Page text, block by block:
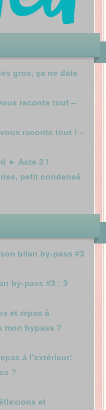
gros, ça ne date
raconte tout –
raconte tout ! –
► Acte 3 !
petit condensé
bilan by-pass #3
by-pass #3 : 3
et repas à
mon bypass ?
à l’extérieur:
?
et